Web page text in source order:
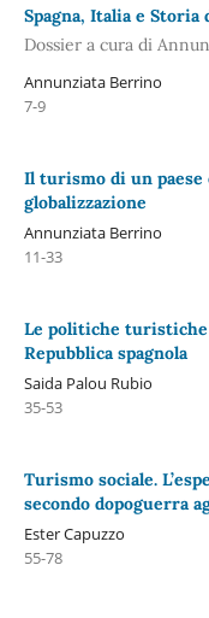
Spagna, Italia e
Dossier a cura di
Annunziata Berrino
7-9
Il turismo di un paese
globalizzazione
Annunziata Berrino
11-33
Le politiche turistiche
Repubblica spagnola
Saida Palou Rubio
35-53
Turismo sociale.
secondo dopoguerra
Ester Capuzzo
55-78